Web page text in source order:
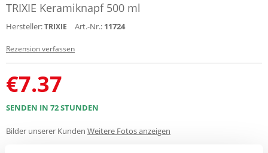
TRIXIE Keramiknapf 500 ml
Hersteller:TRIXIE Art.-Nr.: 11724
Rezension verfassen
€7.37
SENDEN IN 72 STUNDEN
Bilder unserer Kunden Weitere Fotos anzeigen